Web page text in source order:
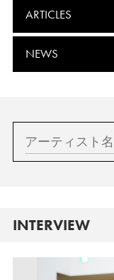
ARTICLES
NEWS
INTERVIEW